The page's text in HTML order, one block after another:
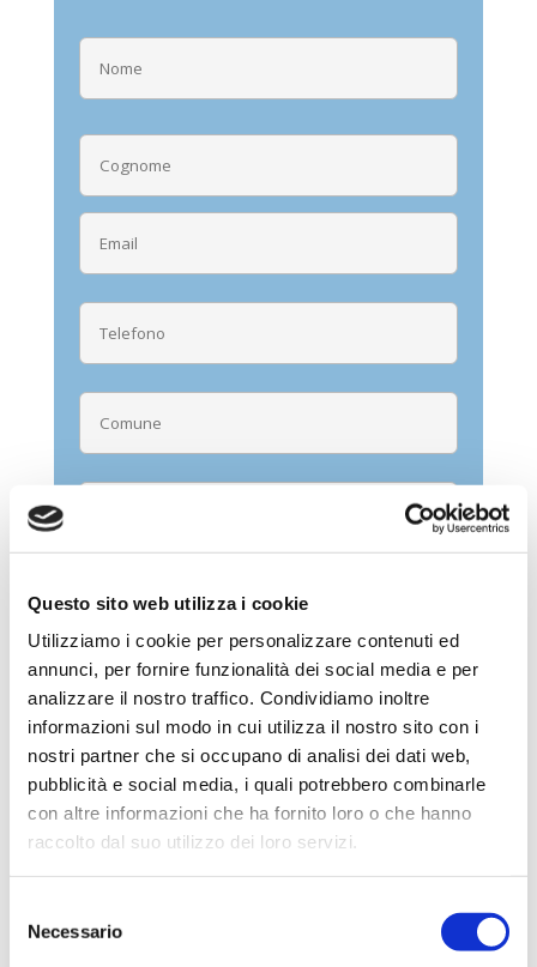
Questo sito web utilizza i cookie
Utilizziamo i cookie per personalizzare contenuti ed
annunci, per fornire funzionalità dei social media e per
analizzare il nostro traffico. Condividiamo inoltre
informazioni sul modo in cui utilizza il nostro sito con i
nostri partner che si occupano di analisi dei dati web,
pubblicità e social media, i quali potrebbero combinarle
con altre informazioni che ha fornito loro o che hanno
raccolto dal suo utilizzo dei loro servizi.
delNecessario
2018 n. 679/2016 - privacy
Acconsento al trattamento.
←Precedente Successivo→
Ricerca nel sito